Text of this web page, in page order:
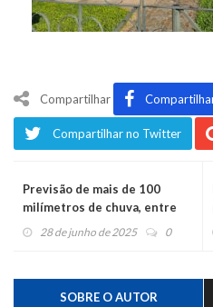
Compartilhar
Compartilhar no Twitter
Previsão de mais de 100
milímetros de chuva, entre
sábado e domingo, aumenta o
28 de junho de 2025 0
SOBRE O AUTOR